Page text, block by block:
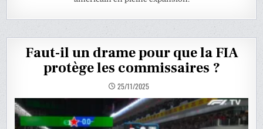
Faut-il un drame pour que la FIA
protège les commissaires ?
25/11/2025